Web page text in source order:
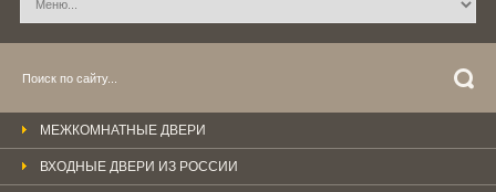
МЕЖКОМНАТНЫЕ ДВЕРИ
ВХОДНЫЕ ДВЕРИ ИЗ РОССИИ